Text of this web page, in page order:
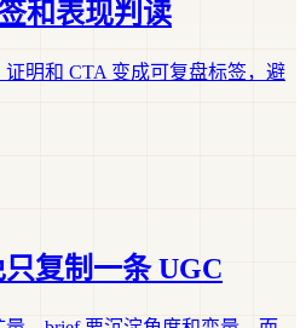
和表现判读
明和 CTA 变成可复盘标签，避
复制一条 UGC